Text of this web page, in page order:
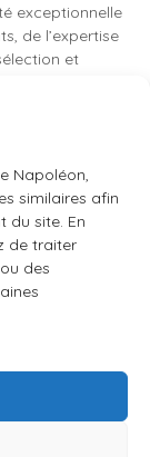
Napoléon,
similaires afin
du site. En
de traiter
des
exceptionnelle
de l’expertise
et
en